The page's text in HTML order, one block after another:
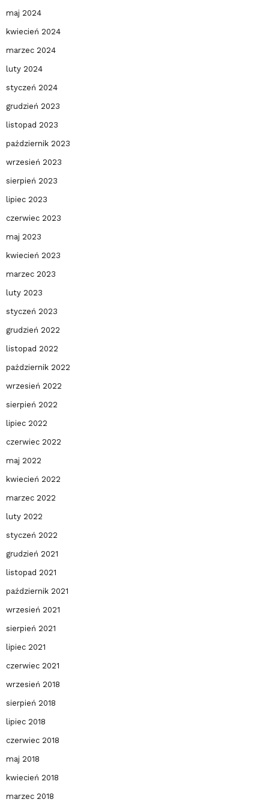
maj 2024
kwiecień 2024
marzec 2024
luty 2024
styczeń 2024
grudzień 2023
listopad 2023
październik 2023
wrzesień 2023
sierpień 2023
lipiec 2023
czerwiec 2023
maj 2023
kwiecień 2023
marzec 2023
luty 2023
styczeń 2023
grudzień 2022
listopad 2022
październik 2022
wrzesień 2022
sierpień 2022
lipiec 2022
czerwiec 2022
maj 2022
kwiecień 2022
marzec 2022
luty 2022
styczeń 2022
grudzień 2021
listopad 2021
październik 2021
wrzesień 2021
sierpień 2021
lipiec 2021
czerwiec 2021
wrzesień 2018
sierpień 2018
lipiec 2018
czerwiec 2018
maj 2018
kwiecień 2018
marzec 2018